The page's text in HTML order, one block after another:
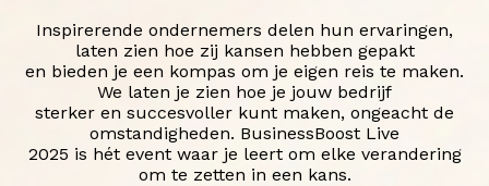
Inspirerende ondernemers delen hun ervaringen,
laten zien hoe zij kansen hebben gepakt
en bieden je een kompas om je eigen reis te maken.
We laten je zien hoe je jouw bedrijf
sterker en succesvoller kunt maken, ongeacht de
omstandigheden. BusinessBoost Live
2025 is hét event waar je leert om elke verandering
om te zetten in een kans.